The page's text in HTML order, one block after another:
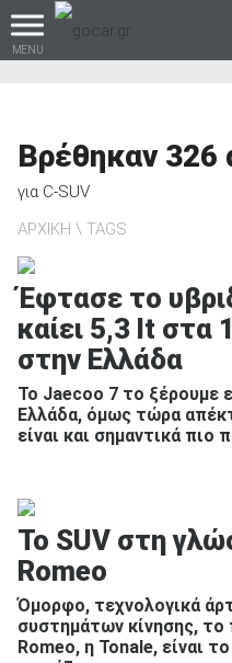
MENU
ΑΝΑΖΗΤΗΣΗ
Βρέθηκαν 326
για C-SUV
ΑΡΧΙΚΗ
TAGS
Έφτασε το
καίει 5,3 lt στα
στην Ελλάδα
Το Jaecoo 7 το ξέρουμε
Ελλάδα, όμως τώρα
είναι και σημαντικά πιο
To SUV στη
Romeo
Όμορφο, τεχνολογικά
συστημάτων κίνησης,
Romeo, η Tonale, είναι